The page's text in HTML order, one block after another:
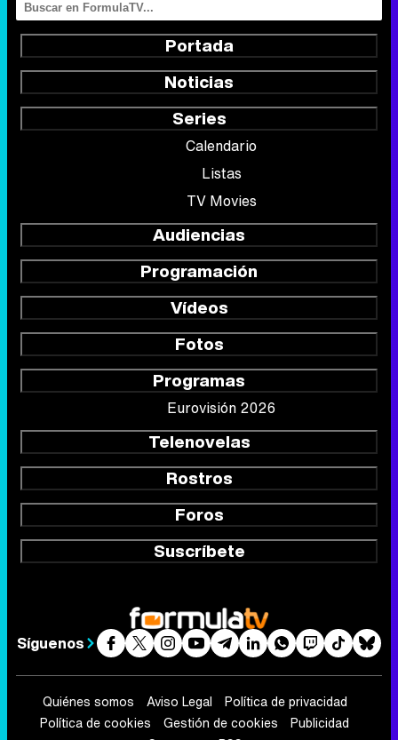
Portada
Noticias
Series
Calendario
Listas
TV Movies
Audiencias
Programación
Vídeos
Fotos
Programas
Eurovisión 2026
Telenovelas
Rostros
Foros
Suscríbete
Síguenos
Quiénes somos Aviso Legal
Política de privacidad
Política de cookies
Gestión de cookies
Publicidad